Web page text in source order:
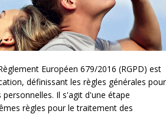
Européen 679/2016 (RGPD) est
définissant les règles générales pour
Il s'agit d'une étape
règles pour le traitement des